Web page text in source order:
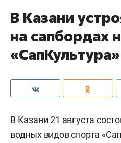
В Казани
на сапбордах
«СапКультура»
В Казани 21 августа
водных видов спорта